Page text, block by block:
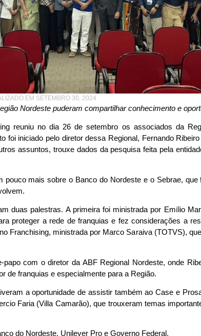
EM SETEMBRO 30, 2024
Nordeste puderam compartilhar conhecimento e
reuniu no dia 26 de setembro os associados da
foi iniciado pelo diretor dessa Regional, Fernando
assuntos, trouxe dados da pesquisa feita pela
mais sobre o Banco do Nordeste e o Sebrae,
duas palestras. A primeira foi ministrada por Emílio
proteger a rede de franquias e fez considerações a
Franchising, ministrada por Marco Saraiva (TOTVS),
com o diretor da ABF Regional Nordeste, onde
de franquias e especialmente para a Região.
a oportunidade de assistir também ao Case e
Faria (Villa Camarão), que trouxeram temas
do Nordeste, Unilever Pro e Governo Federal.